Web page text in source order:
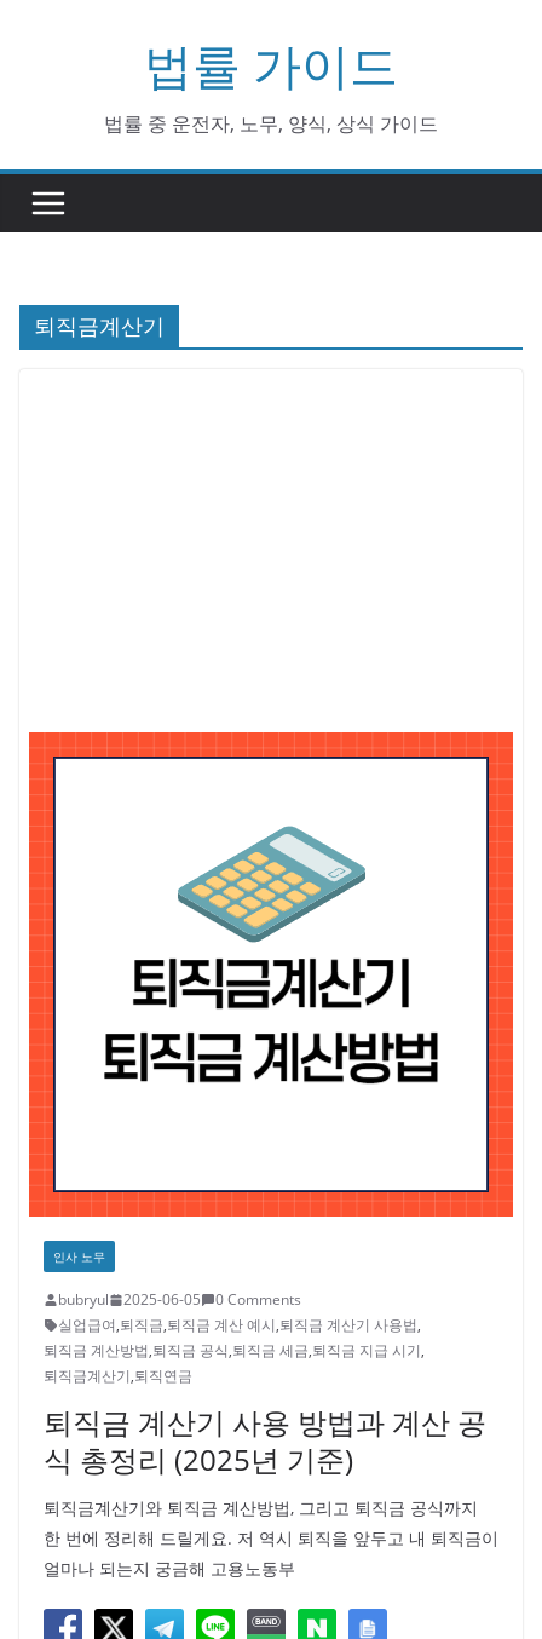
법률 가이드
법률 중 운전자, 노무, 양식, 상식 가이드
퇴직금계산기
인사 노무
bubryul 2025-06-05
0 Comments
실업급여,퇴직금,퇴직금 계산 예시,퇴직금 계산기 사용법,
퇴직금 계산방법,퇴직금 공식,퇴직금 세금,퇴직금 지급 시기,
퇴직금계산기,퇴직연금
퇴직금 계산기 사용 방법과 계산 공
식 총정리 (2025년 기준)
퇴직금계산기와 퇴직금 계산방법, 그리고 퇴직금 공식까지
한 번에 정리해 드릴게요. 저 역시 퇴직을 앞두고 내 퇴직금이
얼마나 되는지 궁금해 고용노동부